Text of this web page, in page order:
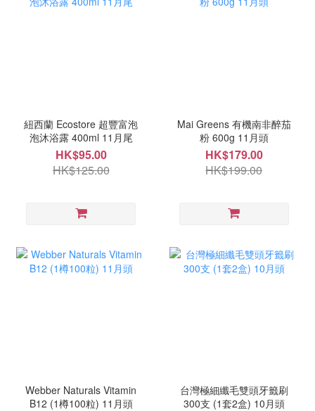
紐西蘭 Ecostore 超豐富泡
泡沐浴露 400ml 11月尾
HK$95.00
HK$125.00
Mai Greens 有機南非醉茄
粉 600g 11月頭
HK$179.00
HK$199.00
Webber Naturals Vitamin
B12 (1樽100粒) 11月頭
台灣極細纖毛雙頭牙籤刷
300支 (1套2盒) 10月頭